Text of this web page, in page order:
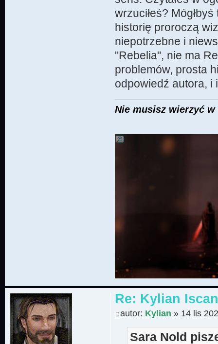
wrzuciłeś?
historię proroczą
niepotrzebne i
"Rebelia", nie ma
problemów, prosta
odpowiedź autora, i
Nie musisz wierzyć
Re: Kylian
autor: Kylian » 14 lis
Sara Nold